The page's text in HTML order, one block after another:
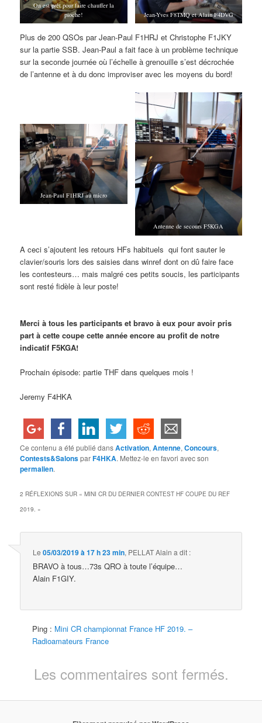
On est prêt pour faire chauffer la
pioche!
Jean-Yves F8TMQ et Alain F4DVG
Plus de 200 QSOs par Jean-Paul F1HRJ et Christophe F1JKY
sur la partie SSB. Jean-Paul a fait face à un problème technique
sur la seconde journée où l’échelle à grenouille s’est décrochée
de l’antenne et à du donc improviser avec les moyens du bord!
Jean-Paul F1HRJ au micro
Antenne de secours F5KGA
A ceci s’ajoutent les retours HFs habituels qui font sauter le
clavier/souris lors des saisies dans winref dont on dû faire face
les contesteurs… mais malgré ces petits soucis, les participants
sont resté fidèle à leur poste!
Merci à tous les participants et bravo à eux pour avoir pris
part à cette coupe cette année encore au profit de notre
indicatif F5KGA!
Prochain épisode: partie THF dans quelques mois !
Jeremy F4HKA
Ce contenu a été publié dansActivation,Antenne,Concours,
Contests&SalonsparF4HKA. Mettez-le en favori avec son
permalien.
2 RÉFLEXIONS SUR «MINI CR DU DERNIER CONTEST HF COUPE DU REF
2019. »
Le05/03/2019 à 17 h 23 min, PELLAT Alain a dit :
BRAVO à tous…73s QRO à toute l’équipe…
Alain F1GIY.
Ping : Mini CR championnat France HF 2019. –
Radioamateurs France
Les commentaires sont fermés.